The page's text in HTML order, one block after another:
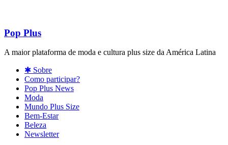
Pop Plus
A maior plataforma de moda e cultura plus size da América Latina
✱ Sobre
Como participar?
Pop Plus News
Moda
Mundo Plus Size
Bem-Estar
Beleza
Newsletter